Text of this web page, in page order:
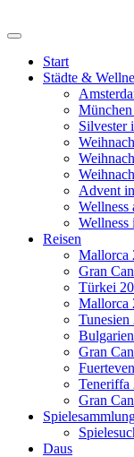
Start
Städte &
Silvester
Advent
Wellness
Wellness
Reisen
Mallorca
Gran
Türkei
Mallorca
Tunesien
Gran
Teneriffa
Gran
Daus